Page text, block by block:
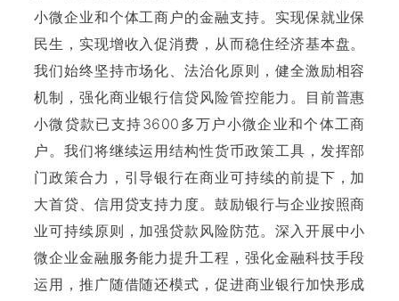
小微企业和个体工商户的金融支持。 实现保就业保
民生，实现增收入促消费，从而稳住经济基本盘。
我们始终坚持市场化、法治化原则，健全激励相容
机制，强化商业银行信贷风险管控能力。
目前普惠
小微贷款已支持3600多万户小微企业和个体工商
户。 我们将继续运用结构性货币政策工具，发挥部
门政策合力，引导银行在商业可持续的前提下，加
大首贷、信用贷支持力度。鼓励银行与企业按照商
业可持续原则，加强贷款风险防范。 深入开展中小
微企业金融服务能力提升工程，强化金融科技手段
运用，推广随借随还模式，促进商业银行加快形成